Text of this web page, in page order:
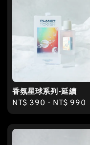
香氛星球系列-延續
Regular
price
NT$ 390 - NT$ 990